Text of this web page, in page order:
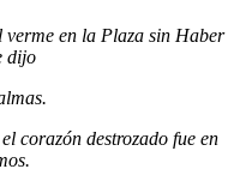
verme en la Plaza sin Haber
dijo
corazón destrozado fue en